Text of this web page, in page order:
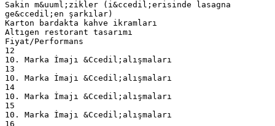
Sakin m&uuml;zikler (i&ccedil;erisinde lasagna
ge&ccedil;en şarkılar)
Karton bardakta kahve ikramları
Altıgen restorant tasarımı
Fiyat/Performans
12
10. Marka İmajı &Ccedil;alışmaları
13
10. Marka İmajı &Ccedil;alışmaları
14
10. Marka İmajı &Ccedil;alışmaları
15
10. Marka İmajı &Ccedil;alışmaları
16